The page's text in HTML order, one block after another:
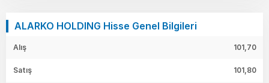
ALARKO HOLDING Hisse Genel Bilgileri
Alış 101,70
Satış 101,80